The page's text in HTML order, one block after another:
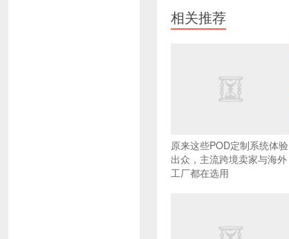
相关推荐
原来这些POD定制系统体验
出众，主流跨境卖家与海外
工厂都在选用